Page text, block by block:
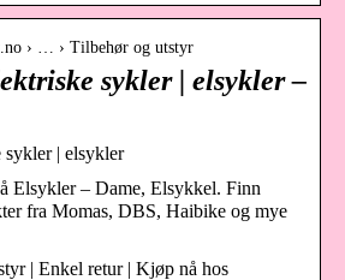
› … › Tilbehør og utstyr
sykler | elsykler –
| elsykler
Elsykler – Dame, Elsykkel. Finn
fra Momas, DBS, Haibike og mye
| Enkel retur | Kjøp nå hos